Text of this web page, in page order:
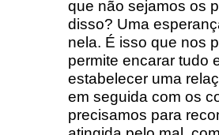
que não sejamos os
disso? Uma
nela. É isso que nos
permite encarar tudo
estabelecer uma
em seguida com os
precisamos para